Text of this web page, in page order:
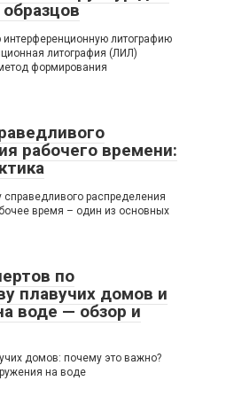
литографию
литография (ЛИЛ)
формирования
рабочего времени:
распределения
время – один из основных
по
плавучих домов и
воде — обзор и
домов: почему это важно?
на воде